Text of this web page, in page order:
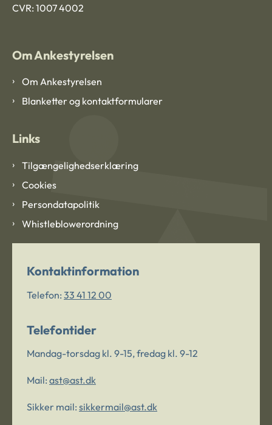
CVR: 1007 4002
Om Ankestyrelsen
Om Ankestyrelsen
Blanketter og kontaktformularer
Links
Tilgængelighedserklæring
Cookies
Persondatapolitik
Whistleblowerordning
Kontaktinformation
Telefon: 33 41 12 00
Telefontider
Mandag-torsdag kl. 9-15, fredag kl. 9-12
Mail: ast@ast.dk
Sikker mail: sikkermail@ast.dk